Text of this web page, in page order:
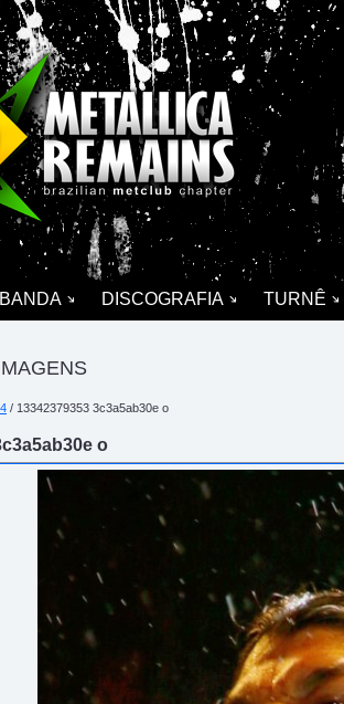
BANDA DISCOGRAFIA TURNÊ
/ 13342379353 3c3a5ab30e o
o